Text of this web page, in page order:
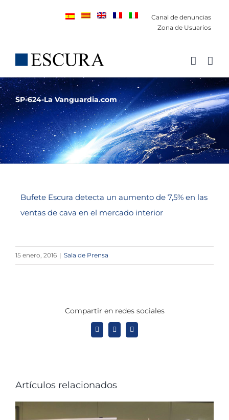
Canal de denuncias
Zona de Usuarios
SP-624-La Vanguardia.com
Bufete Escura detecta un aumento de 7,5% en las
ventas de cava en el mercado interior
15 enero, 2016 | Sala de Prensa
Compartir en redes sociales
X LinkedInWhatsApp
Artículos relacionados